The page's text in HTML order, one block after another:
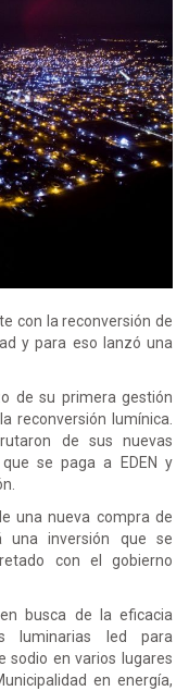
con la reconversión de
y para eso lanzó una
de su primera gestión
reconversión lumínica.
de sus nuevas
se paga a EDEN y
una nueva compra de
una inversión que se
con el gobierno
busca de la eficacia
luminarias led para
sodio en varios lugares
en energía,